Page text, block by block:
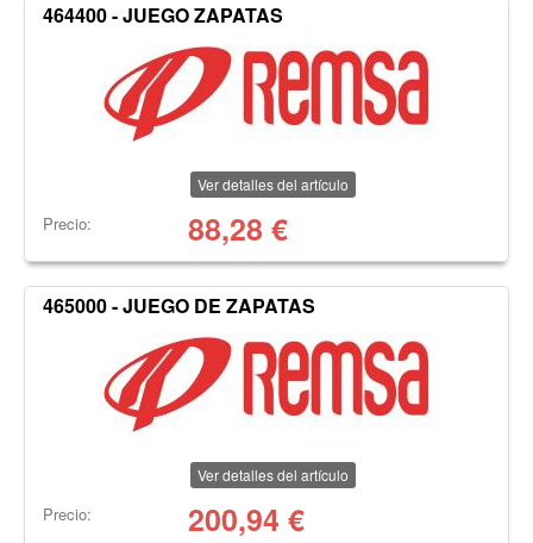
464400 - JUEGO ZAPATAS
Ver detalles del artículo
Precio: 88,28 €
465000 - JUEGO DE ZAPATAS
Ver detalles del artículo
Precio: 200,94 €